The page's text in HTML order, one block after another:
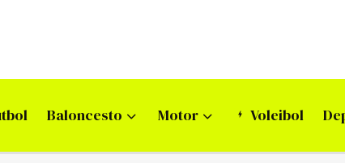
Baloncesto Motor Voleibol